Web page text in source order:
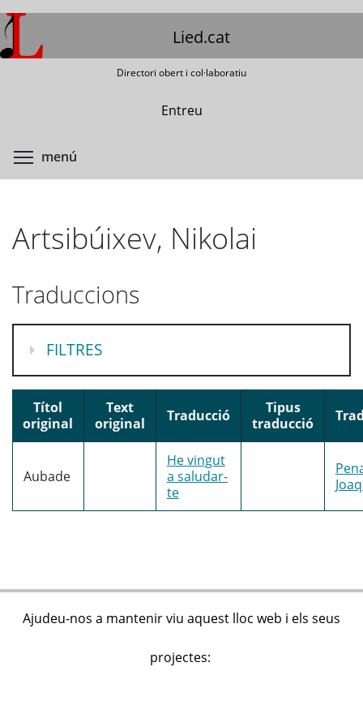
Vés
al
contingut
Lied.cat
Directori obert i col·laboratiu
Entreu
menú
Artsibúixev, Nikolai
Traduccions
MOSTRA
FILTRES
Títol
original
Text
original
Traducció
Tipus
traducció
Aubade
He vingut
a saludar-
te
Ajudeu-nos a mantenir viu aquest lloc web i els seus
projectes: